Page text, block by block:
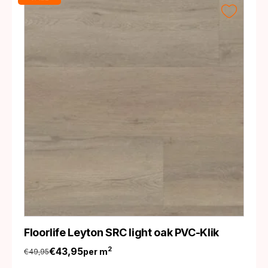
Floorlife Leyton SRC light oak PVC-Klik
€49,95
Oorspronkelijke
€43,95
Huidige
per m2